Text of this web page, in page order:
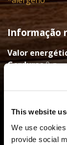
This website
We use
provide social
Informação
Valor
Gorduras0 g
Lager